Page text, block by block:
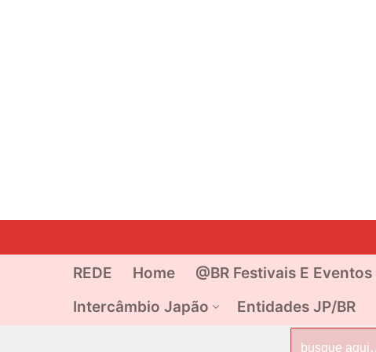
REDE Home @BR Festivais E Eventos
Intercâmbio Japão
Entidades JP/BR